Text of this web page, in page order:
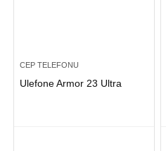
CEP TELEFONU
Ulefone Armor 23 Ultra